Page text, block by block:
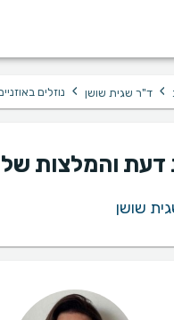
› ד"ר שגית שושן › נוזלים
דעת והמלצות
שושן